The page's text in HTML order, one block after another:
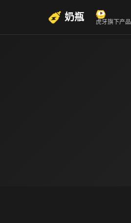
奶瓶 虎牙旗下产品